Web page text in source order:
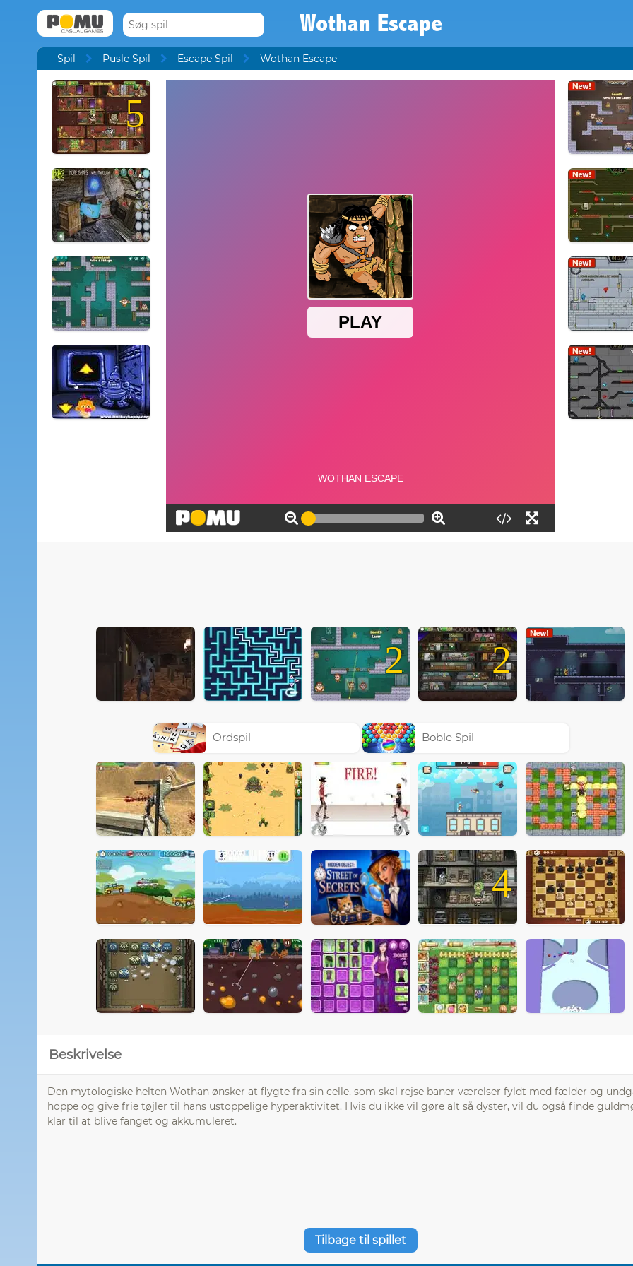
Wothan Escape
Spil Pusle Spil Escape Spil Wothan Escape
5
2 2
Ordspil Boble Spil
4
Beskrivelse
Den mytologiske helten Wothan ønsker at flygte fra sin celle, som skal rejse baner værelser fyldt med fælder og
hoppe og give frie tøjler til hans ustoppelige hyperaktivitet. Hvis du ikke vil gøre alt så dyster, vil du også finde
klar til at blive fanget og akkumuleret.
Tilbage til spillet